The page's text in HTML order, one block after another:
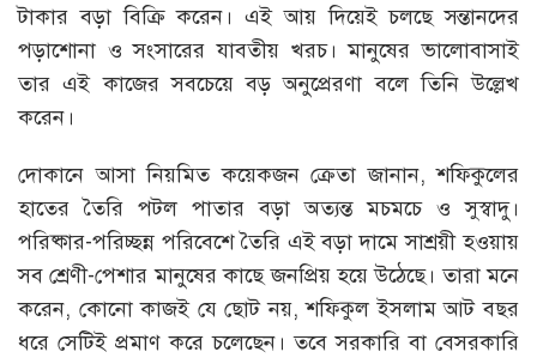
টাকার বড়া বিক্রি করেন। এই আয় দিয়েই চলছে সন্তানদের
পড়াশোনা ও সংসারের যাবতীয় খরচ। মানুষের ভালোবাসাই
তার এই কাজের সবচেয়ে বড় অনুপ্রেরণা বলে তিনি উল্লেখ
করেন।
দোকানে আসা নিয়মিত কয়েকজন ক্রেতা জানান, শফিকুলের
হাতের তৈরি পটল পাতার বড়া অত্যন্ত মচমচে ও সুস্বাদু।
পরিষ্কার-পরিচ্ছন্ন পরিবেশে তৈরি এই বড়া দামে সাশ্রয়ী হওয়ায়
সব শ্রেণী-পেশার মানুষের কাছে জনপ্রিয় হয়ে উঠেছে। তারা মনে
করেন, কোনো কাজই যে ছোট নয়, শফিকুল ইসলাম আট বছর
ধরে সেটিই প্রমাণ করে চলেছেন। তবে সরকারি বা বেসরকারি